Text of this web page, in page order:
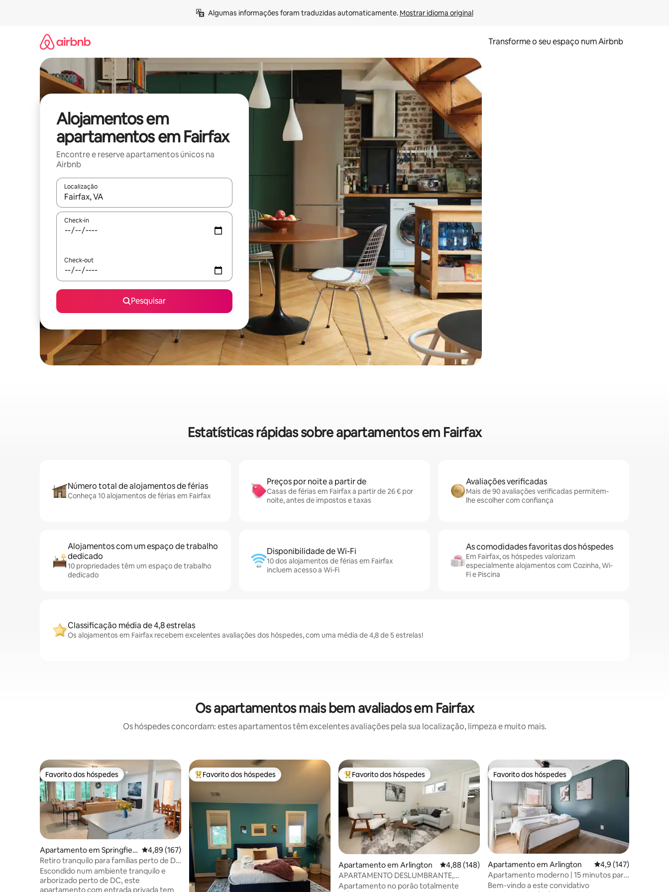
Algumas informações foram traduzidas automaticamente. Mostrar idioma original
Transforme o seu espaço num Airbnb
Alojamentos em
apartamentos em Fairfax
Encontre e reserve apartamentos únicos na
Airbnb
Localização
Quando os resultados estiverem disponíveis, navegue com as teclas de seta para cima e para baixo ou explore com gestos de toque ou deslize.
Check-in
Check-out
Pesquisar
Estatísticas rápidas sobre apartamentos em Fairfax
Número total de alojamentos de férias
Conheça 10 alojamentos de férias em Fairfax
Preços por noite a partir de
Casas de férias em Fairfax a partir de 26 € por
noite, antes de impostos e taxas
Avaliações verificadas
Mais de 90 avaliações verificadas permitem-
lhe escolher com confiança
Alojamentos com um espaço de trabalho
dedicado
10 propriedades têm um espaço de trabalho
dedicado
Disponibilidade de Wi-Fi
10 dos alojamentos de férias em Fairfax
incluem acesso a Wi-Fi
As comodidades favoritas dos hóspedes
Em Fairfax, os hóspedes valorizam
especialmente alojamentos com Cozinha, Wi-
Fi e Piscina
Classificação média de 4,8 estrelas
Os alojamentos em Fairfax recebem excelentes avaliações dos hóspedes, com uma média de 4,8 de 5 estrelas!
Os apartamentos mais bem avaliados em Fairfax
Os hóspedes concordam: estes apartamentos têm excelentes avaliações pela sua localização, limpeza e muito mais.
Favorito dos hóspedes
Favorito dos hóspedes
Apartamento em Springfiel
d
Classificação média de 4,89 em 5 estrelas, 167avaliações
4,89 (167)
Retiro tranquilo para famílias perto de DC
· Animais de estimação OK
Escondido num ambiente tranquilo e
arborizado perto de DC, este
apartamento com entrada privada tem
Favoritos dos hóspedes mais apreciados
Favorito dos hóspedes Favoritos dos hóspedes mais apreciados
Favorito dos hóspedes
Apartamento em Arlington Classificação média de 4,88 em 5 estrelas, 148avaliações
4,88 (148)
APARTAMENTO DESLUMBRANTE,
TOTALMENTE RENOVADO
Apartamento no porão totalmente
Favorito dos hóspedes
Favorito dos hóspedes
Apartamento em Arlington Classificação média
4,9 (147)
Apartamento moderno | 15 minutos para
DC | Varanda privativa
Bem-vindo a este convidativo